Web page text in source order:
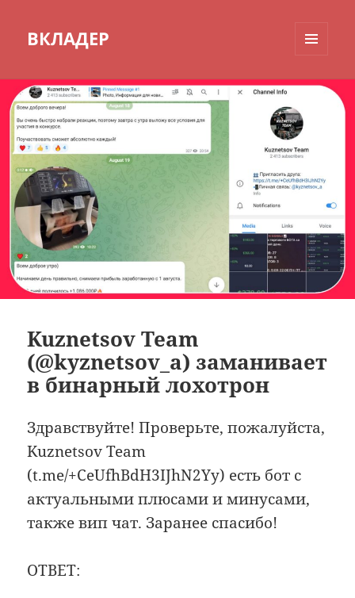
ВКЛАДЕР
ВИДЖЕТЫ
Kuznetsov Team
(@kyznetsov_a) заманивает
в бинарный лохотрон
Здравствуйте! Проверьте, пожалуйста,
Kuznetsov Team
(t.me/+CeUfhBdH3IJhN2Yy) есть бот с
актуальными плюсами и минусами,
также вип чат. Заранее спасибо!
ОТВЕТ: